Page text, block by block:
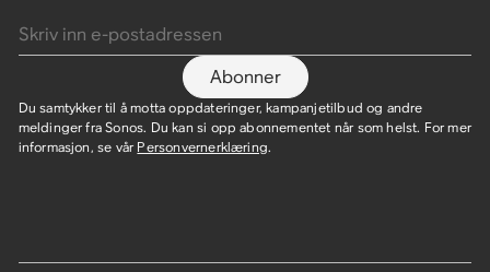
Abonner
Du samtykker til å motta oppdateringer, kampanjetilbud og andre
meldinger fra Sonos. Du kan si opp abonnementet når som helst. For mer
informasjon, se vår Personvernerklæring.